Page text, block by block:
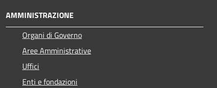
AMMINISTRAZIONE
Organi di Governo
Aree Amministrative
Uffici
Enti e fondazioni